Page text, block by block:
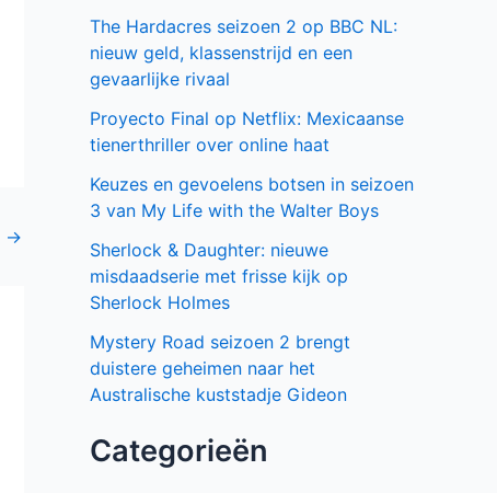
→
The Hardacres seizoen 2 op BBC NL:
nieuw geld, klassenstrijd en een
gevaarlijke rivaal
Proyecto Final op Netflix: Mexicaanse
tienerthriller over online haat
Keuzes en gevoelens botsen in seizoen
3 van My Life with the Walter Boys
Sherlock & Daughter: nieuwe
misdaadserie met frisse kijk op
Sherlock Holmes
Mystery Road seizoen 2 brengt
duistere geheimen naar het
Australische kuststadje Gideon
Categorieën